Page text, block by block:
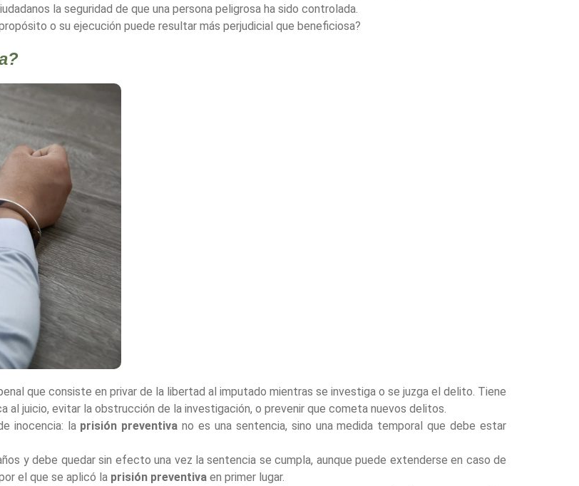
la seguridad de que una persona peligrosa ha sido controlada.
o su ejecución puede resultar más perjudicial que beneficiosa?
que consiste en privar de la libertad al imputado mientras se investiga o se juzga el delito. Tiene
al juicio, evitar la obstrucción de la investigación, o prevenir que cometa nuevos delitos.
inocencia: la prisión preventivano es una sentencia, sino una medida temporal que debe estar
y debe quedar sin efecto una vez la sentencia se cumpla, aunque puede extenderse en caso de
el que se aplicó la prisión preventiva en primer lugar.